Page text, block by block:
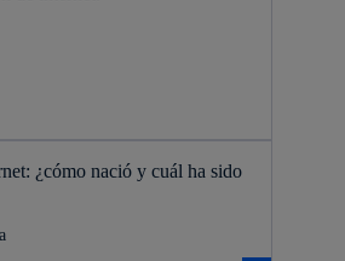
¿cómo nació y cuál ha sido